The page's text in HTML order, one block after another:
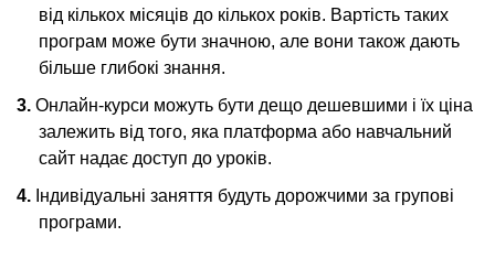
від кількох місяців до кількох років. Вартість таких
програм може бути значною, але вони також дають
більше глибокі знання.
Онлайн-курси можуть бути дещо дешевшими і їх ціна
залежить від того, яка платформа або навчальний
сайт надає доступ до уроків.
Індивідуальні заняття будуть дорожчими за групові
програми.